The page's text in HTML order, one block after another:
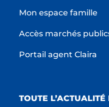
Mon espace famille
Accès marchés
Portail agent Claira
TOUTE